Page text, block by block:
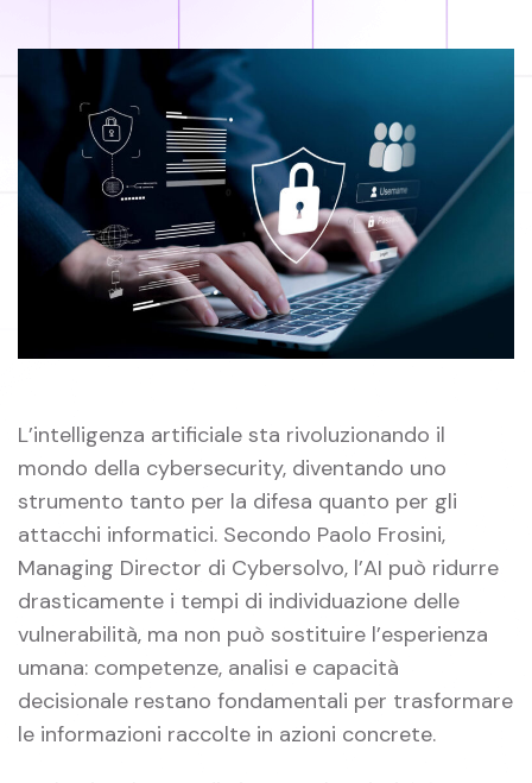
L’intelligenza artificiale sta rivoluzionando il
mondo della cybersecurity, diventando uno
strumento tanto per la difesa quanto per gli
attacchi informatici. Secondo Paolo Frosini,
Managing Director di Cybersolvo, l’AI può ridurre
drasticamente i tempi di individuazione delle
vulnerabilità, ma non può sostituire l’esperienza
umana: competenze, analisi e capacità
decisionale restano fondamentali per trasformare
le informazioni raccolte in azioni concrete.